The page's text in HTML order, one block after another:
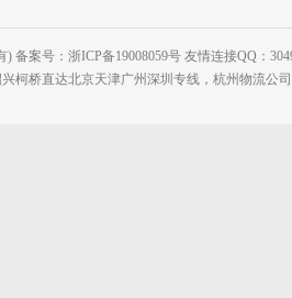
备案号：浙ICP备19008059号 友情连接QQ：
柯桥直达北京天津广州深圳专线，杭州物流公